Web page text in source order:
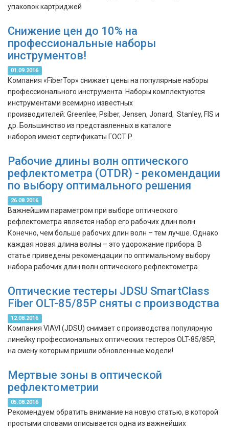
упаковок картриджей
Снижение цен до 10% на
профессиональные наборы
инструментов!
01.09.2016
Компания «FiberTop» снижает цены на популярные наборы
профессионального инструмента. Наборы комплектуются
инструментами всемирно известных
производителей: Greenlee, Psiber, Jensen, Jonard, Stanley, FIS и
др. Большинство из представленных в каталоге
наборов имеют сертификаты ГОСТ Р.
Рабочие длины волн оптического
рефлектометра (OTDR) - рекомендации
по выбору оптимального решения
26.08.2016
Важнейшим параметром при выборе оптического
рефлектометра является набор его рабочих длин волн.
Конечно, чем больше рабочих длин волн – тем лучше. Однако
каждая новая длина волны – это удорожание прибора. В
статье приведены рекомендации по оптимальному выбору
набора рабочих длин волн оптического рефлектометра.
Оптические тестеры JDSU SmartClass
Fiber OLT-85/85P сняты с производства
12.08.2016
Компания VIAVI (JDSU) снимает с производства популярную
линейку профессиональных оптических тестеров OLT-85/85P,
на смену которым пришли обновленные модели!
Мертвые зоны в оптической
рефлектометрии
05.08.2016
Рекомендуем обратить внимание на новую статью, в которой
простыми словами описывается одна из важнейших